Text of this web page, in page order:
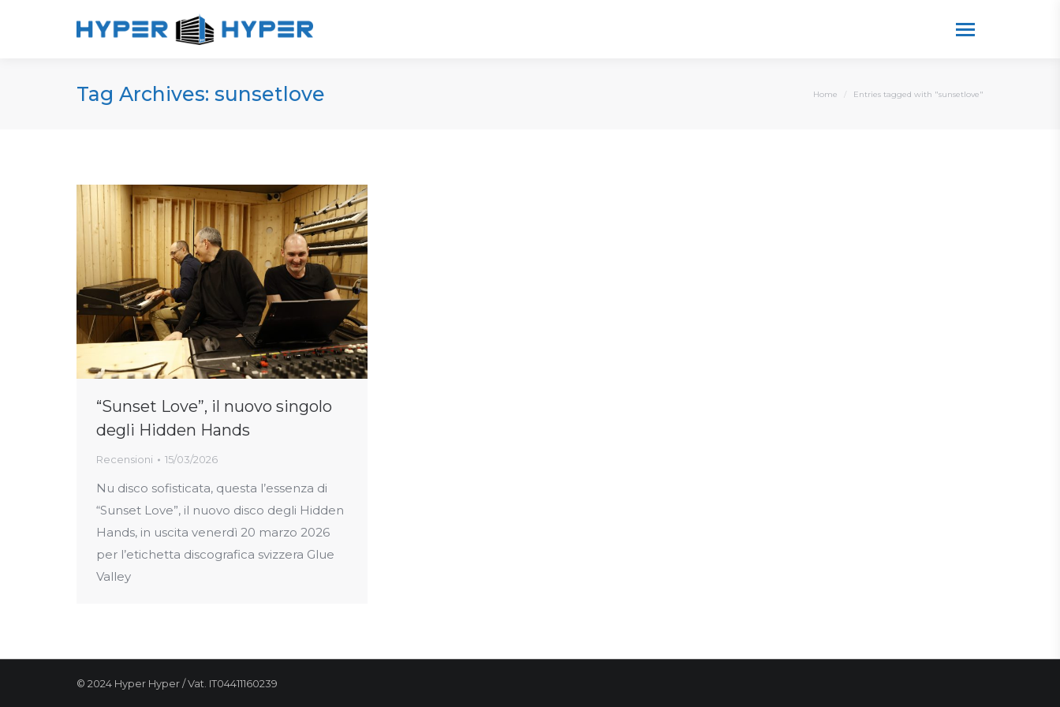
Tag Archives: sunsetlove You are here:
Home Entries tagged with "sunsetlove"
“Sunset Love”, il nuovo singolo
degli Hidden Hands
Recensioni 15/03/2026
Nu disco sofisticata, questa l’essenza di
“Sunset Love”, il nuovo disco degli Hidden
Hands, in uscita venerdì 20 marzo 2026
per l’etichetta discografica svizzera Glue
Valley
© 2024 Hyper Hyper / Vat. IT04411160239